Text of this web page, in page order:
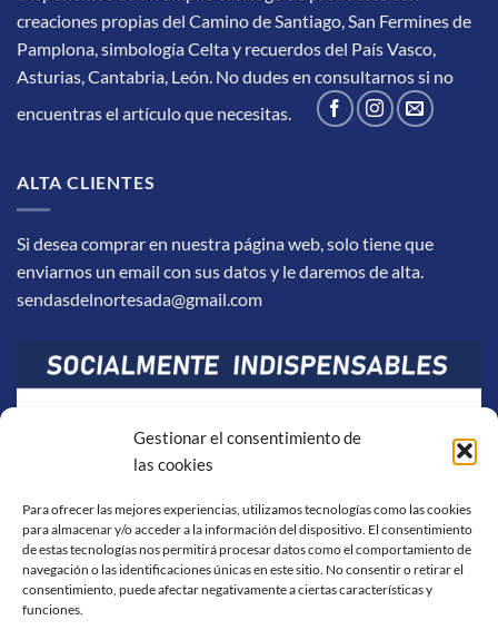
Gestionar el consentimiento de
las cookies
Para ofrecer las mejores experiencias, utilizamos tecnologías como las cookies
para almacenar y/o acceder a la información del dispositivo. El consentimiento
de estas tecnologías nos permitirá procesar datos como el comportamiento de
navegación o las identificaciones únicas en este sitio. No consentir o retirar el
consentimiento, puede afectar negativamente a ciertas características y
funciones.
creaciones propias del Camino de Santiago, San Fermines de
Pamplona, simbología Celta y recuerdos del País Vasco,
Asturias, Cantabria, León. No dudes en consultarnos si no
encuentras el artículo que necesitas.
ALTA CLIENTES
Si desea comprar en nuestra página web, solo tiene que
enviarnos un email con sus datos y le daremos de alta.
sendasdelnortesada@gmail.com